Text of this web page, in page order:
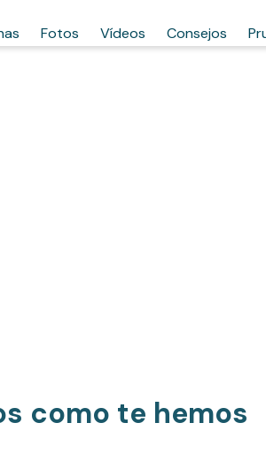
Fotos Vídeos Consejos
como te hemos